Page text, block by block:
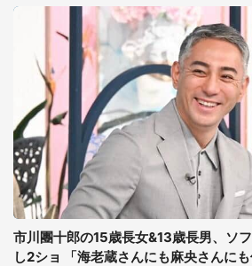
市川團十郎の15歳長女&13歳長男、ソ
し2ショ 「海老蔵さんにも麻央さんに